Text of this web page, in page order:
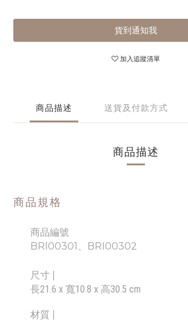
貨到通知我
加入追蹤清單
商品描述 送貨及付款方式
商品描述
商品規格
商品編號
BRI00301、BRI00302
尺寸
長21.6 x 寬10.8 x 高30.5 cm
材質 |